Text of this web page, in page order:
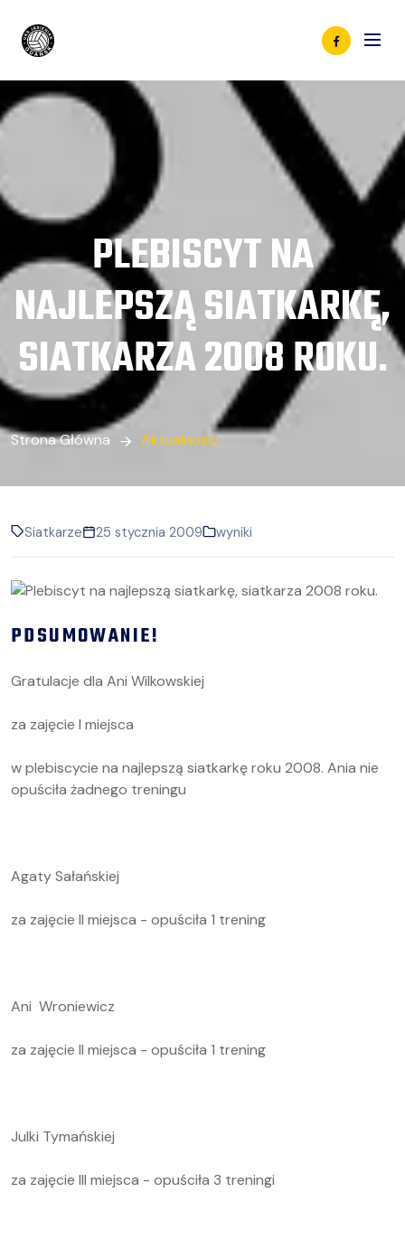
PLEBISCYT NA
NAJLEPSZĄ SIATKARKĘ,
SIATKARZA 2008 ROKU.
Strona Główna Aktualności
Siatkarze 25 stycznia 2009 wyniki
PDSUMOWANIE!
Gratulacje dla Ani Wilkowskiej
za zajęcie I miejsca
w plebiscycie na najlepszą siatkarkę roku 2008. Ania nie
opuściła żadnego treningu
Agaty Sałańskiej
za zajęcie II miejsca - opuściła 1 trening
Ani Wroniewicz
za zajęcie II miejsca - opuściła 1 trening
Julki Tymańskiej
za zajęcie III miejsca - opuściła 3 treningi